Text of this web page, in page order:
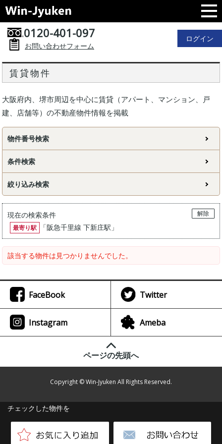
0120-401-097
お問い合わせフォーム
ログイン
賃貸物件
大阪府内、堺市周辺を中心に賃貸（アパート、マンション、戸
建、店舗等）の不動産物件情報を掲載
物件番号検索
条件検索
絞り込み検索
現在の検索条件
解除
最寄り駅
「阪急千里線 下新庄駅 」
該当する物件は見つかりませんでした。
チェックした物件を
FaceBook Twitter
Instagram Ameba
ページの先頭へ
Copyright © Win-Jyuken All Rights Reserved.